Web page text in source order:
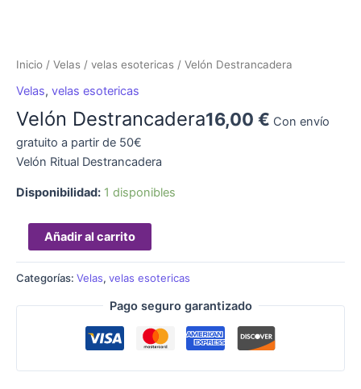
Inicio / Velas / velas esotericas / Velón Destrancadera
Velas, velas esotericas
Velón Destrancadera16,00 € Con envío
gratuito a partir de 50€
Velón Ritual Destrancadera
Disponibilidad: 1 disponibles
Añadir al carrito
Categorías: Velas, velas esotericas
Pago seguro garantizado